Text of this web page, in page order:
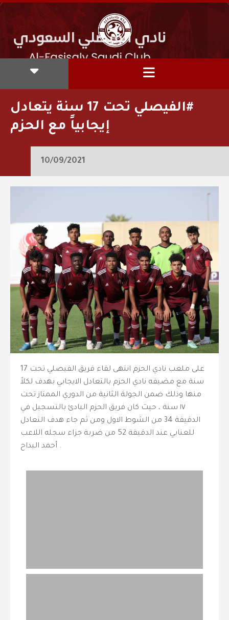
‫#الفيصلي‬⁩ تحت 17 سنة يتعادل
إيجابياً مع الحزم
10/09/2021
على ملعب نادي الحزم انتهى لقاء فريق الفيصلي تحت 17
سنة مع مضيفه نادي الحزم بالتعادل الايجابي بهدف لكلاً
منها وذلك ضمن الجولة الثانية من الدوري الممتاز تحت
١٧ سنة ، حيث كان فريق الحزم البادئ بالتسجيل في
الدقيقة 34 من الشوط الاول ومن ثم جاء هدف التعادل
للعنابي عند الدقيقة 52 من ضربة جزاء سجله اللاعب
أحمد البداح .